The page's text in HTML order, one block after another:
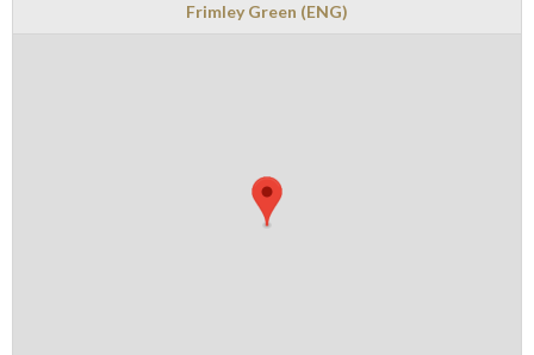
Frimley Green (ENG)